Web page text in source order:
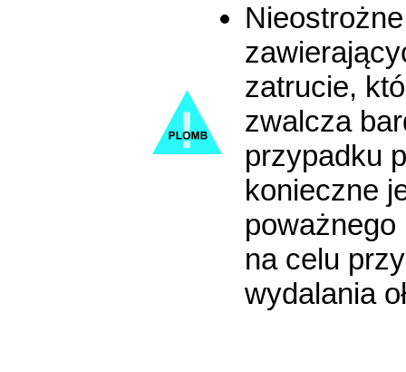
zatrucie,
zwalcza
przypadku
konieczne
na celu
wydalania